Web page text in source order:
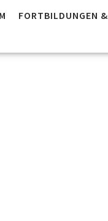
FORTBILDUNGEN